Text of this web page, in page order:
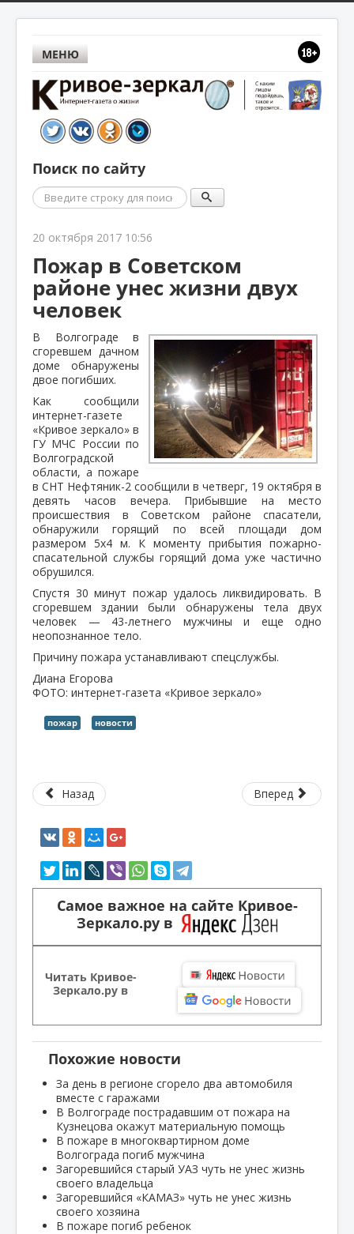
МЕНЮ
Поиск по сайту
Поиск
20 октября 2017 10:56
Пожар в Советском
районе унес жизни двух
человек
В Волгограде в
сгоревшем дачном
доме обнаружены
двое погибших.
Как сообщили
интернет-газете
«Кривое зеркало» в
ГУ МЧС России по
Волгоградской
области, а пожаре
в СНТ Нефтяник-2 сообщили в четверг, 19 октября в
девять часов вечера. Прибывшие на место
происшествия в Советском районе спасатели,
обнаружили горящий по всей площади дом
размером 5х4 м. К моменту прибытия пожарно-
спасательной службы горящий дома уже частично
обрушился.
Спустя 30 минут пожар удалось ликвидировать. В
сгоревшем здании были обнаружены тела двух
человек — 43-летнего мужчины и еще одно
неопознанное тело.
Причину пожара устанавливают спецслужбы.
Диана Егорова
ФОТО: интернет-газета «Кривое зеркало»
пожар новости
Назад Вперед
Самое важное на сайте Кривое-
Зеркало.ру в
Читать Кривое-
Зеркало.ру в
Похожие новости
За день в регионе сгорело два автомобиля
вместе с гаражами
В Волгограде пострадавшим от пожара на
Кузнецова окажут материальную помощь
В пожаре в многоквартирном доме
Волгограда погиб мужчина
Загоревшийся старый УАЗ чуть не унес жизнь
своего владельца
Загоревшийся «КАМАЗ» чуть не унес жизнь
своего хозяина
В пожаре погиб ребенок